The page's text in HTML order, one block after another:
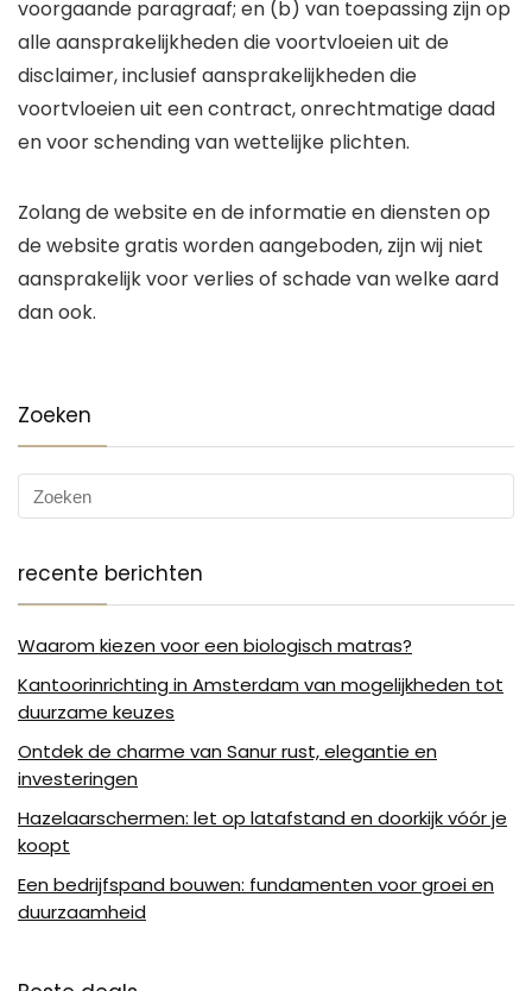
voorgaande paragraaf; en (b) van toepassing zijn op
alle aansprakelijkheden die voortvloeien uit de
disclaimer, inclusief aansprakelijkheden die
voortvloeien uit een contract, onrechtmatige daad
en voor schending van wettelijke plichten.
Zolang de website en de informatie en diensten op
de website gratis worden aangeboden, zijn wij niet
aansprakelijk voor verlies of schade van welke aard
dan ook.
Zoeken
recente berichten
Waarom kiezen voor een biologisch matras?
Kantoorinrichting in Amsterdam van mogelijkheden tot
duurzame keuzes
Ontdek de charme van Sanur rust, elegantie en
investeringen
Hazelaarschermen: let op latafstand en doorkijk vóór je
koopt
Een bedrijfspand bouwen: fundamenten voor groei en
duurzaamheid